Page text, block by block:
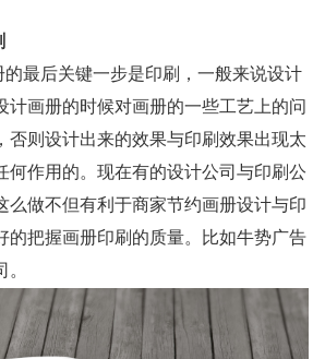
最后关键一步是印刷，一般来说设计
计画册的时候对画册的一些工艺上的问
否则设计出来的效果与印刷效果出现太
何作用的。现在有的设计公司与印刷公
么做不但有利于商家节约画册设计与印
的把握画册印刷的质量。比如牛势广告
。